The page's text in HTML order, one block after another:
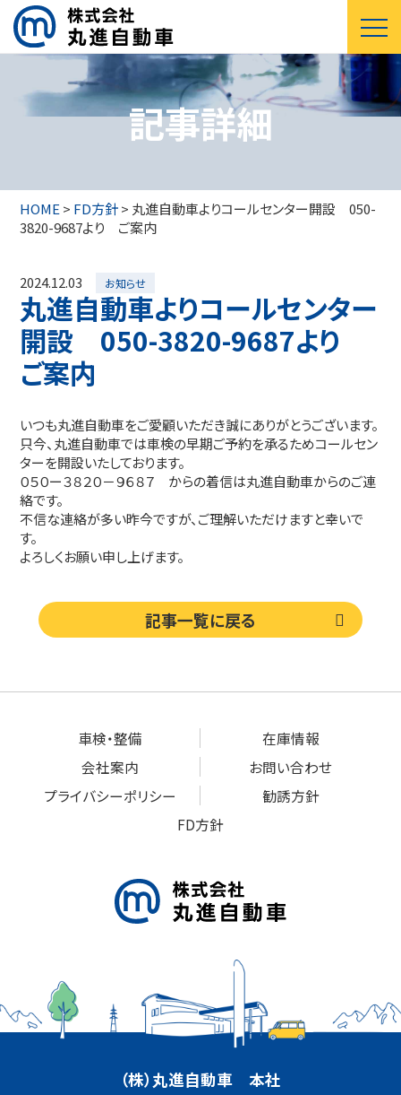
記事詳細
HOME> FD方針> 丸進自動車よりコールセンター開設 050-
3820-9687より ご案内
2024.12.03 お知らせ
丸進自動車よりコールセンター
開設 050-3820-9687より
ご案内
いつも丸進自動車をご愛顧いただき誠にありがとうございます。
只今、丸進自動車では車検の早期ご予約を承るためコールセン
ターを開設いたしております。
０５０ー３８２０－９６８７ からの着信は丸進自動車からのご連
絡です。
不信な連絡が多い昨今ですが、ご理解いただけますと幸いで
す。
よろしくお願い申し上げます。
記事一覧に戻る
車検・整備
在庫情報
会社案内
お問い合わせ
プライバシーポリシー
勧誘方針
FD方針
（株）丸進自動車 本社